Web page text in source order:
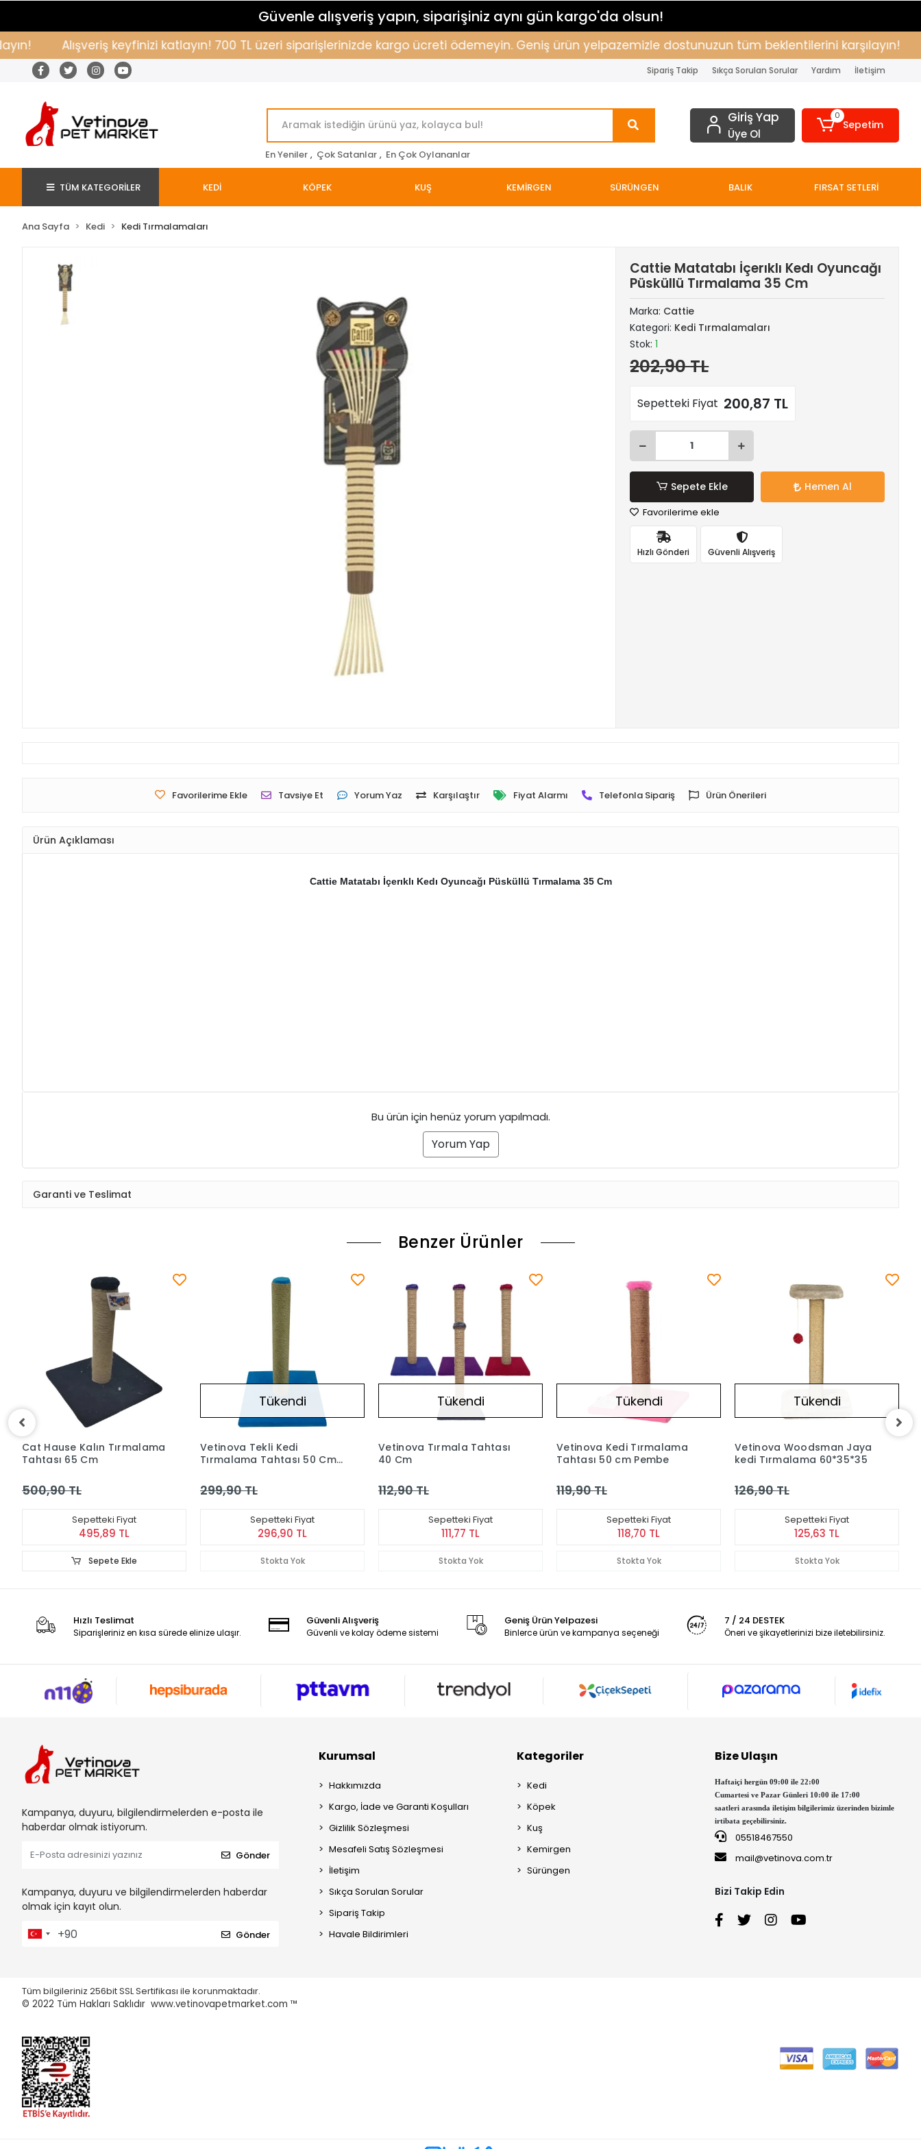
Güvenle alışveriş yapın, siparişiniz aynı gün kargo'da olsun!
Alışveriş keyfinizi katlayın! 700 TL üzeri siparişlerinizde kargo ücreti ödemeyin. Geniş ürün yelpazemizle dostunuzun tüm beklentilerini karşılayın!
Sipariş Takip Sıkça Sorulan Sorular Yardım İletişim
En Yeniler , Çok Satanlar , En Çok Oylananlar
Giriş Yap
Üye Ol
0
Sepetim
TÜM KATEGORİLER KEDİ KÖPEK KUŞ KEMİRGEN SÜRÜNGEN BALIK FIRSAT SETLERİ
Ana Sayfa Kedi Kedi Tırmalamaları
Cattie Matatabı İçerıklı Kedı Oyuncağı
Püsküllü Tırmalama 35 Cm
Marka: Cattie
Kategori: Kedi Tırmalamaları
Stok:1
202,90 TL
Sepetteki Fiyat 200,87 TL
Sepete Ekle Hemen Al
Favorilerime ekle
Hızlı Gönderi Güvenli Alışveriş
Favorilerime Ekle Tavsiye Et Yorum Yaz Karşılaştır Fiyat Alarmı Telefonla Sipariş Ürün Önerileri
Ürün Açıklaması
Cattie Matatabı İçerıklı Kedı Oyuncağı Püsküllü Tırmalama 35 Cm
Bu ürün için henüz yorum yapılmadı.
Yorum Yap
Garanti ve Teslimat
Benzer Ürünler
Tükendi
Vetinova Tekli Kedi
Tırmalama Tahtası 50 Cm
299,90 TL
Sepetteki Fiyat
296,90 TL
Stokta Yok
Tükendi
Vetinova Tırmala Tahtası
40 Cm
112,90 TL
Sepetteki Fiyat
111,77 TL
Stokta Yok
Tükendi
Vetinova Kedi Tırmalama
Tahtası 50 cm Pembe
119,90 TL
Sepetteki Fiyat
118,70 TL
Stokta Yok
Tükendi
Vetinova Woodsman Jaya
kedi Tırmalama 60*35*35
126,90 TL
Sepetteki Fiyat
125,63 TL
Stokta Yok
Tükendi
Vetinova Tek Katlı
Tırmalamalı Kedi Evi Soft
cm)
238,90 TL
Sepetteki Fiyat
236,51 TL
Stokta Yok
Hızlı Teslimat
Siparişleriniz en kısa sürede elinize ulaşır.
Güvenli Alışveriş
Güvenli ve kolay ödeme sistemi
Geniş Ürün Yelpazesi
Binlerce ürün ve kampanya seçeneği
7 / 24 DESTEK
Öneri ve şikayetlerinizi bize iletebilirsiniz.
Kampanya, duyuru, bilgilendirmelerden e-posta ile
haberdar olmak istiyorum.
Gönder
Kampanya, duyuru ve bilgilendirmelerden haberdar
olmak için kayıt olun.
Gönder
Kurumsal
Hakkımızda
Kargo, İade ve Garanti Koşulları
Gizlilik Sözleşmesi
Mesafeli Satış Sözleşmesi
İletişim
Sıkça Sorulan Sorular
Sipariş Takip
Havale Bildirimleri
Kategoriler
Kedi
Köpek
Kuş
Kemirgen
Sürüngen
Bize Ulaşın
Haftaiçi hergün 09:00 ile 22:00
Cumartesi ve Pazar Günleri 10:00 ile 17:00
saatleri arasında iletişim bilgilerimiz üzerinden bizimle
irtibata geçebilirsiniz.
05518467550
mail@vetinova.com.tr
Bizi Takip Edin
Tüm bilgileriniz 256bit SSL Sertifikası ile korunmaktadır.
© 2022 Tüm Hakları Saklıdır www.vetinovapetmarket.com ™